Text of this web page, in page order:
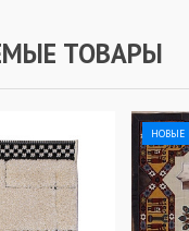
ТОВАРЫ
НОВЫЕ